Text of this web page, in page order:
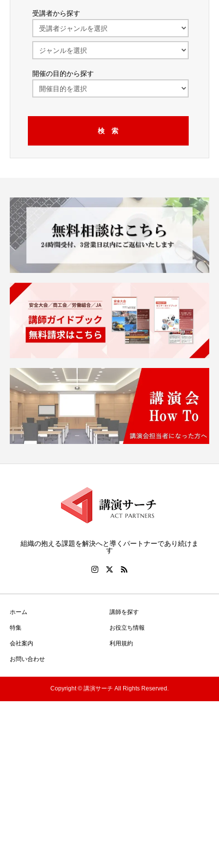
受講者から探す
開催の目的から探す
組織の抱える課題を解決へと導くパートナーであり続けま
す
ホーム 講師を探す
特集 お役立ち情報
会社案内 利用規約
お問い合わせ
Copyright © 講演サーチ All Rights Reserved.